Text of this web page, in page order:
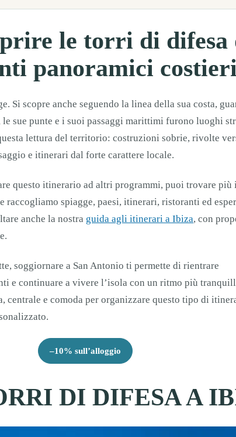
le torri di
panoramici
Si scopre anche seguendo la linea della sua costa,
sue punte e i suoi passaggi marittimi furono luoghi
lettura del territorio: costruzioni sobrie, rivolte
e itinerari dal forte carattere locale.
questo itinerario ad altri programmi, puoi trovare più
raccogliamo spiagge, paesi, itinerari, ristoranti ed
anche la nostra guida agli itinerari a Ibiza, con
soggiornare a San Antonio ti permette di rientrare
e continuare a vivere l’isola con un ritmo più
centrale e comoda per organizzare questo tipo di
–10% sull’alloggio
DI DIFESA A